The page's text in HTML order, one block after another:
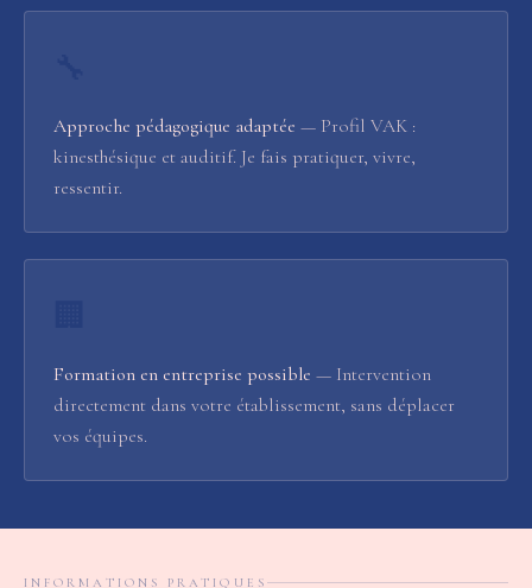
Approche pédagogique adaptée — Profil VAK :
kinesthésique et auditif. Je fais pratiquer, vivre,
ressentir.
Formation en entreprise possible — Intervention
directement dans votre établissement, sans déplacer
vos équipes.
INFORMATIONS PRATIQUES